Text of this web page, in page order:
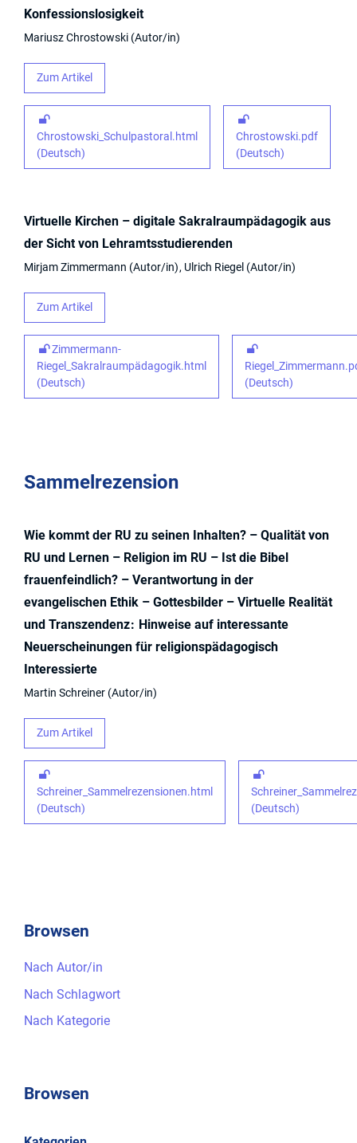
Konfessionslosigkeit
Mariusz Chrostowski Autor/in
Zum Artikel
Chrostowski_Schulpastoral.html
(Deutsch)
Chrostowski.pdf
(Deutsch)
Virtuelle Kirchen – digitale Sakralraumpädagogik aus
der Sicht von Lehramtsstudierenden
Mirjam Zimmermann Autor/in Ulrich Riegel Autor/in
Zum Artikel
Zimmermann-
Riegel_Sakralraumpädagogik.html
(Deutsch)
(Deutsch)
Sammelrezension
Wie kommt der RU zu seinen Inhalten? – Qualität von
RU und Lernen – Religion im RU – Ist die Bibel
frauenfeindlich? – Verantwortung in der
evangelischen Ethik – Gottesbilder – Virtuelle Realität
und Transzendenz Hinweise auf interessante
Neuerscheinungen für religionspädagogisch
Interessierte
Martin Schreiner Autor/in
Zum Artikel
Schreiner_Sammelrezensionen.html
(Deutsch)
(Deutsch)
Browsen
Nach Autor/in
Nach Schlagwort
Nach Kategorie
Browsen